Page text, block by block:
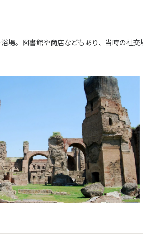
場。図書館や商店などもあり、当時の社交